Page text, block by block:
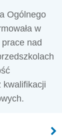
Ogólnego
w
nad
kwalifikacji